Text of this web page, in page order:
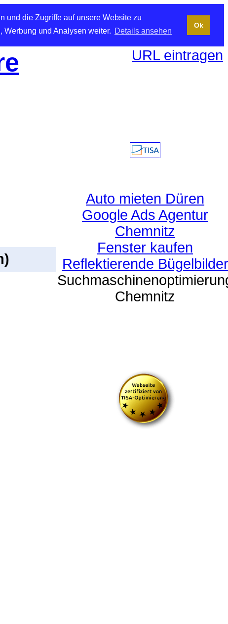
und die Zugriffe auf unsere Website zu
Werbung und Analysen weiter. Details ansehen
Ok
URL eintragen
Auto mieten Düren
Google Ads Agentur
Chemnitz
Fenster kaufen
Reflektierende Bügelbilder
Chemnitz